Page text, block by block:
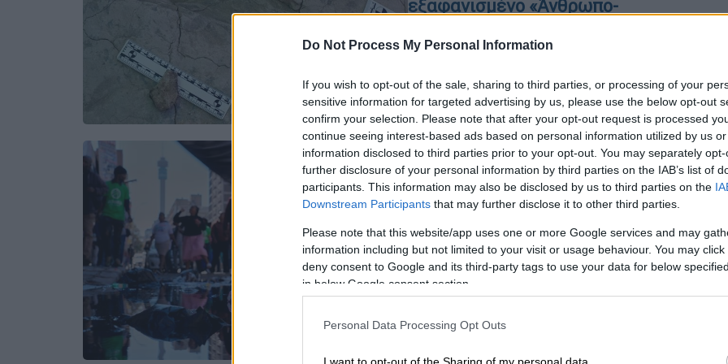
Do Not Process My Personal Information
If you wish to opt-out of the sale, sharing to third parties, or processing of your
sensitive information for targeted advertising by us, please use the below opt-out
confirm your selection. Please note that after your opt-out request is processed
continue seeing interest-based ads based on personal information utilized by us
information disclosed to third parties prior to your opt-out. You may separately
further disclosure of your personal information by third parties on the IAB’s list of
participants. This information may also be disclosed by us to third parties on the
Downstream Participants that may further disclose it to other third parties.
Please note that this website/app uses one or more Google services and may
information including but not limited to your visit or usage behaviour. You may
deny consent to Google and its third-party tags to use your data for below
in below Google consent section.
Personal Data Processing Opt Outs
I want to opt-out of the Sharing of my personal data.
εξαφανισμένο «Άνθρωπο-
Ένα βήμα πιο κοντά στην καλύτερη
προγόνου του ανθρώπου
Κόσμος|17.06.2026 22:52
Χάος στη Νότια Αφρική:
Διαδηλωτές επιτίθενται σε
μετανάστες και τους δίνουν διορία
να φύγουν
Διαδηλωτές «κλείδωσαν» τη 30η
Ιουνίου ως τη λήξη της προθεσμίας
για τους μετανάστες να
εγκαταλείψουν τη χώρα - Κύμα φόβου